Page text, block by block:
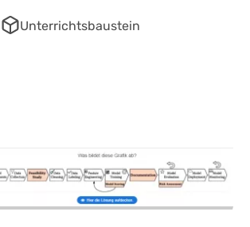
Unterrichtsbaustein